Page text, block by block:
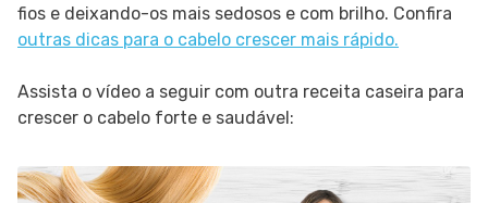
fios e deixando-os mais sedosos e com brilho. Confira
outras dicas para o cabelo crescer mais rápido.
Assista o vídeo a seguir com outra receita caseira para
crescer o cabelo forte e saudável: